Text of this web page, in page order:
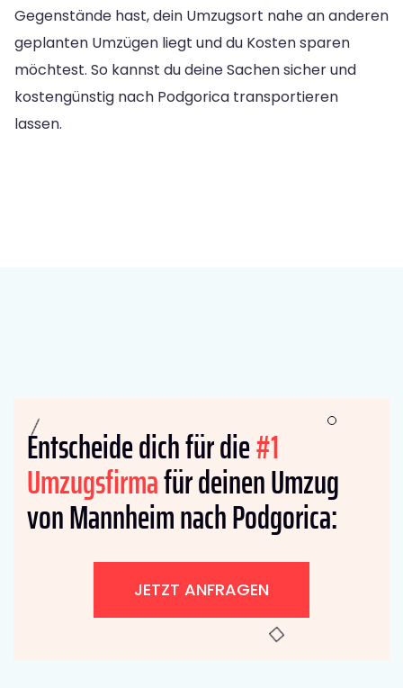
Gegenstände hast, dein Umzugsort nahe an anderen
geplanten Umzügen liegt und du Kosten sparen
möchtest. So kannst du deine Sachen sicher und
kostengünstig nach Podgorica transportieren
lassen.
Entscheide dich für die#1
Umzugsfirmafür deinen Umzug
von Mannheim nach Podgorica:
JETZT ANFRAGEN